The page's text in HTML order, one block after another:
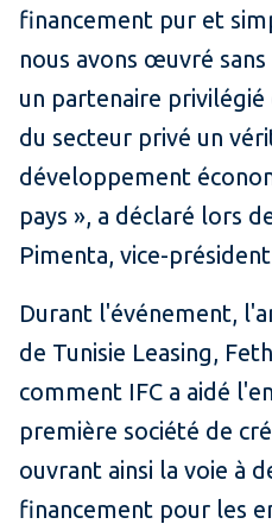
financement pur et
nous avons œuvré
un partenaire
du secteur privé un
développement
pays », a déclaré lors
Pimenta, vice-
Durant l'événement,
de Tunisie Leasing,
comment IFC a aidé
première société de
ouvrant ainsi la voie à
financement pour les